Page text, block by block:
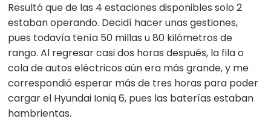
Resultó que de las 4 estaciones disponibles solo 2
estaban operando. Decidí hacer unas gestiones,
pues todavía tenía 50 millas u 80 kilómetros de
rango. Al regresar casi dos horas después, la fila o
cola de autos eléctricos aún era más grande, y me
correspondió esperar más de tres horas para poder
cargar el Hyundai Ioniq 6, pues las baterías estaban
hambrientas.